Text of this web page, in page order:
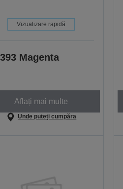
Vizualizare rapidă
Magenta
Aflați mai multe
Unde puteți cumpăra